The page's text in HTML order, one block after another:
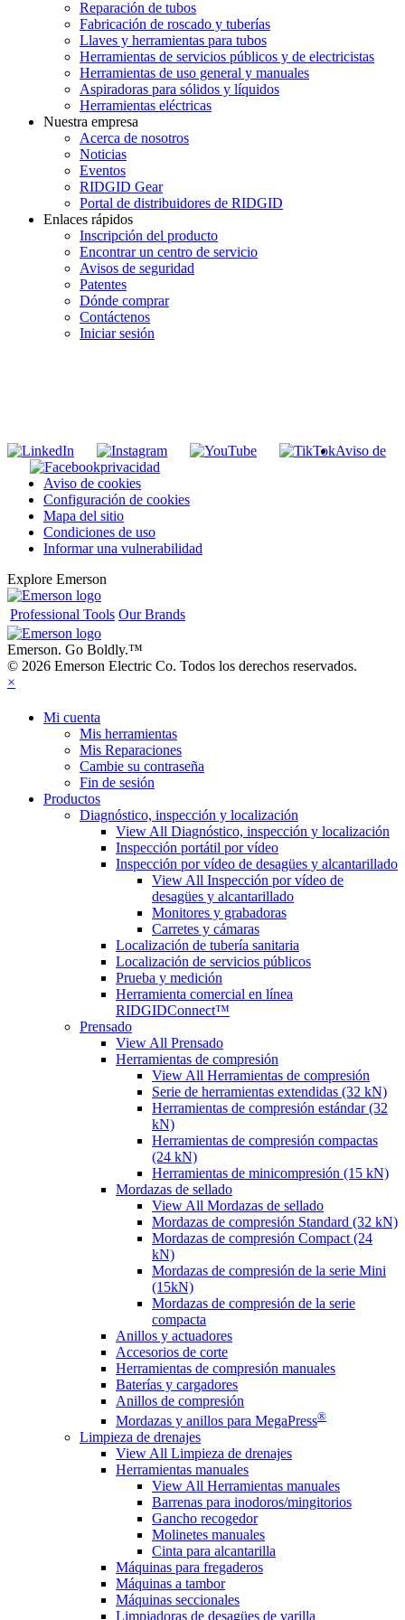
Reparación de tubos
Fabricación de roscado y tuberías
Llaves y herramientas para tubos
Herramientas de servicios públicos y de electricistas
Herramientas de uso general y manuales
Aspiradoras para sólidos y líquidos
Herramientas eléctricas
Nuestra empresa
Acerca de nosotros
Noticias
Eventos
RIDGID Gear
Portal de distribuidores de RIDGID
Enlaces rápidos
Inscripción del producto
Encontrar un centro de servicio
Avisos de seguridad
Patentes
Dónde comprar
Contáctenos
Iniciar sesión
Aviso de
privacidad
Aviso de cookies
Configuración de cookies
Mapa del sitio
Condiciones de uso
Informar una vulnerabilidad
Explore Emerson
Professional Tools Our Brands
Emerson. Go Boldly.™
© 2026 Emerson Electric Co. Todos los derechos reservados.
×
Mi cuenta
Mis herramientas
Mis Reparaciones
Cambie su contraseña
Fin de sesión
Productos
Diagnóstico, inspección y localización
View All Diagnóstico, inspección y localización
Inspección portátil por vídeo
Inspección por vídeo de desagües y alcantarillado
View All Inspección por vídeo de
desagües y alcantarillado
Monitores y grabadoras
Carretes y cámaras
Localización de tubería sanitaria
Localización de servicios públicos
Prueba y medición
Herramienta comercial en línea
RIDGIDConnect™
Prensado
View All Prensado
Herramientas de compresión
View All Herramientas de compresión
Serie de herramientas extendidas (32 kN)
Herramientas de compresión estándar (32
kN)
Herramientas de compresión compactas
(24 kN)
Herramientas de minicompresión (15 kN)
Mordazas de sellado
View All Mordazas de sellado
Mordazas de compresión Standard (32 kN)
Mordazas de compresión Compact (24
kN)
Mordazas de compresión de la serie Mini
(15kN)
Mordazas de compresión de la serie
compacta
Anillos y actuadores
Accesorios de corte
Herramientas de compresión manuales
Baterías y cargadores
Anillos de compresión
Mordazas y anillos para MegaPress®
Limpieza de drenajes
View All Limpieza de drenajes
Herramientas manuales
View All Herramientas manuales
Barrenas para inodoros/mingitorios
Gancho recogedor
Molinetes manuales
Cinta para alcantarilla
Máquinas para fregaderos
Máquinas a tambor
Máquinas seccionales
Limpiadoras de desagües de varilla